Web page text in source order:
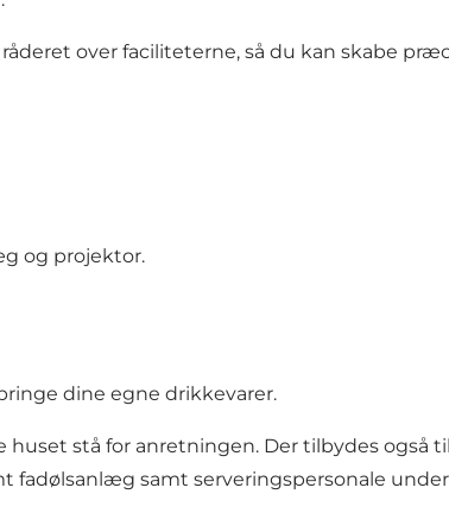
over faciliteterne, så du kan skabe
og projektor.
dine egne drikkevarer.
stå for anretningen. Der tilbydes også
samt serveringspersonale